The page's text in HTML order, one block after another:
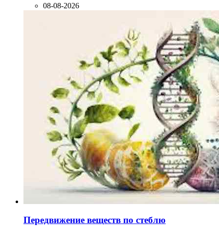
08-08-2026
Передвижение веществ по стеблю